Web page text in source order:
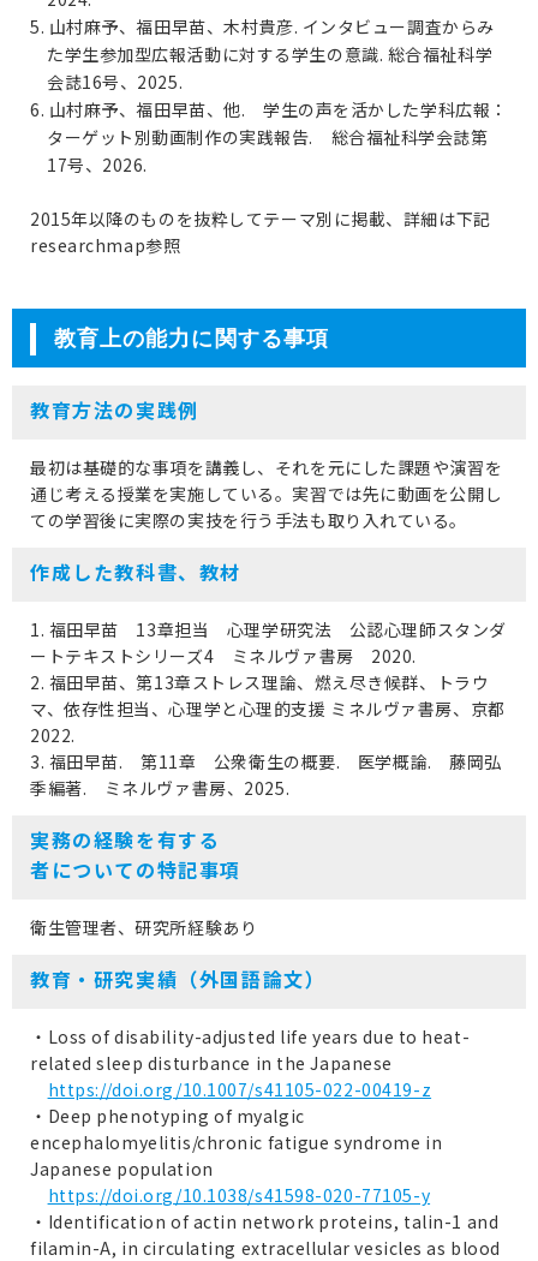
5. 山村麻予、福田早苗、木村貴彦. インタビュー調査からみ
た学生参加型広報活動に対する学生の意識. 総合福祉科学
会誌16号、2025.
6. 山村麻予、福田早苗、他. 学生の声を活かした学科広報：
ターゲット別動画制作の実践報告. 総合福祉科学会誌第
17号、2026.
2015年以降のものを抜粋してテーマ別に掲載、詳細は下記
researchmap参照
教育上の能力に関する事項
教育方法の実践例
最初は基礎的な事項を講義し、それを元にした課題や演習を
通じ考える授業を実施している。実習では先に動画を公開し
ての学習後に実際の実技を行う手法も取り入れている。
作成した教科書、教材
1. 福田早苗 13章担当 心理学研究法 公認心理師スタンダ
ートテキストシリーズ4 ミネルヴァ書房 2020.
2. 福田早苗、第13章ストレス理論、燃え尽き候群、トラウ
マ、依存性担当、心理学と心理的支援 ミネルヴァ書房、京都
2022.
3. 福田早苗. 第11章 公衆衛生の概要. 医学概論. 藤岡弘
季編著. ミネルヴァ書房、2025.
実務の経験を有する
者についての特記事項
衛生管理者、研究所経験あり
教育・研究実績（外国語論文）
・Loss of disability-adjusted life years due to heat-
related sleep disturbance in the Japanese
https://doi.org/10.1007/s41105-022-00419-z
・Deep phenotyping of myalgic
encephalomyelitis/chronic fatigue syndrome in
Japanese population
https://doi.org/10.1038/s41598-020-77105-y
・Identification of actin network proteins, talin-1 and
filamin-A, in circulating extracellular vesicles as blood